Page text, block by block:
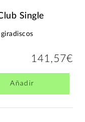
Single
141,57€
Añadir